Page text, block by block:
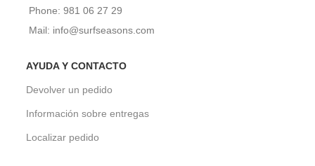
Phone: 981 06 27 29
Mail: info@surfseasons.com
AYUDA Y CONTACTO
Devolver un pedido
Información sobre entregas
Localizar pedido